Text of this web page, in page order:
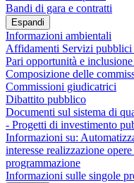
Bandi di gara e contratti
Espandi
Informazioni ambientali
Affidamenti Servizi
Pari opportunità e
Composizione delle
Commissioni giudicatrici
Dibattito pubblico
Documenti sul sistema di
- Progetti di investimento
Informazioni su:
interesse realizzazione
programmazione
Informazioni sulle singole